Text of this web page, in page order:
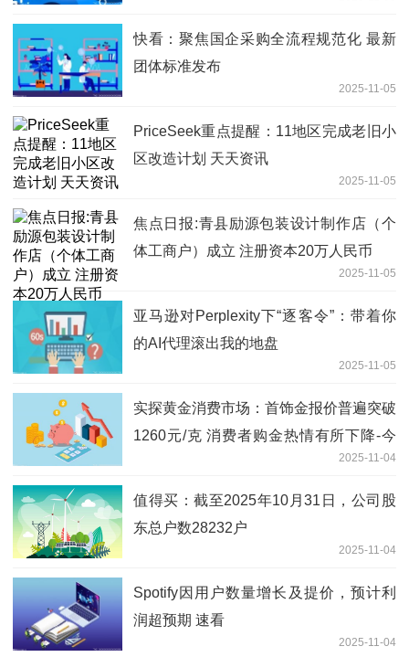
快看：聚焦国企采购全流程规范化 最新
团体标准发布
2025-11-05
PriceSeek重点提醒：11地区完成老旧小
区改造计划 天天资讯
2025-11-05
焦点日报:青县励源包装设计制作店（个
体工商户）成立 注册资本20万人民币
2025-11-05
亚马逊对Perplexity下“逐客令”：带着你
的AI代理滚出我的地盘
2025-11-05
实探黄金消费市场：首饰金报价普遍突破
1260元/克 消费者购金热情有所下降-今
2025-11-04
值得买：截至2025年10月31日，公司股
东总户数28232户
2025-11-04
Spotify因用户数量增长及提价，预计利
润超预期 速看
2025-11-04